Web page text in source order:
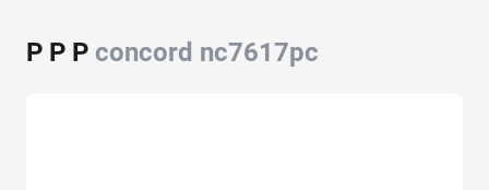
Р Р Р concord nc7617pc